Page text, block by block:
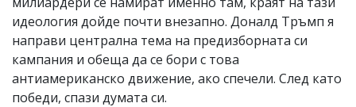
идеология дойде почти внезапно. Доналд Тръмп я
направи централна тема на предизборната си
кампания и обеща да се бори с това
антиамериканско движение, ако спечели. След като
победи, спази думата си.